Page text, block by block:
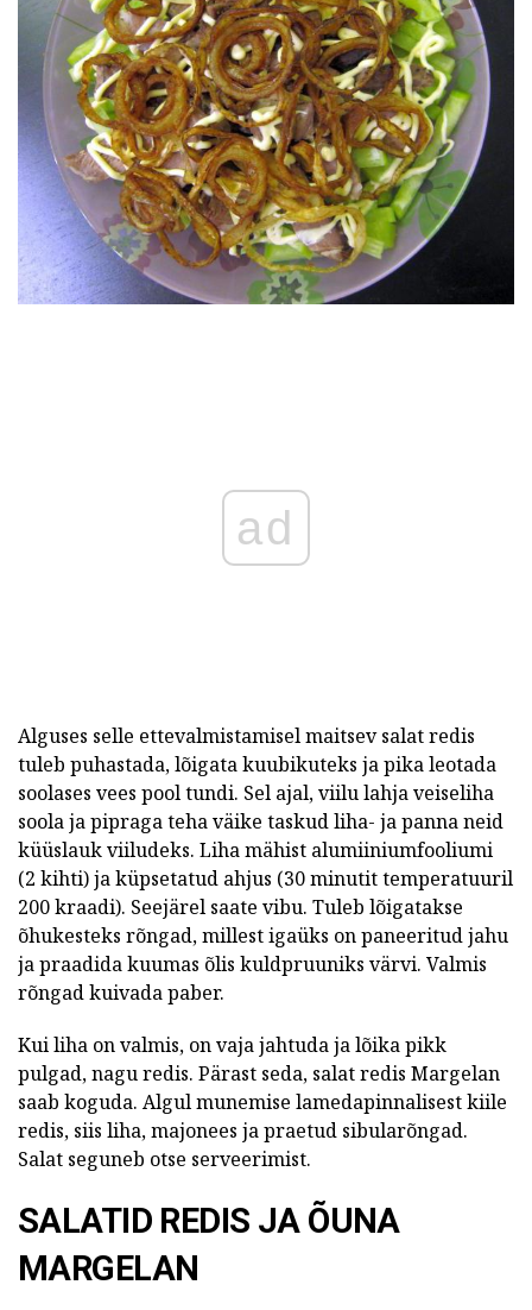
ad
Alguses selle ettevalmistamisel maitsev salat redis
tuleb puhastada, lõigata kuubikuteks ja pika leotada
soolases vees pool tundi. Sel ajal, viilu lahja veiseliha
soola ja pipraga teha väike taskud liha- ja panna neid
küüslauk viiludeks. Liha mähist alumiiniumfooliumi
(2 kihti) ja küpsetatud ahjus (30 minutit temperatuuril
200 kraadi). Seejärel saate vibu. Tuleb lõigatakse
õhukesteks rõngad, millest igaüks on paneeritud jahu
ja praadida kuumas õlis kuldpruuniks värvi. Valmis
rõngad kuivada paber.
Kui liha on valmis, on vaja jahtuda ja lõika pikk
pulgad, nagu redis. Pärast seda, salat redis Margelan
saab koguda. Algul munemise lamedapinnalisest kiile
redis, siis liha, majonees ja praetud sibularõngad.
Salat seguneb otse serveerimist.
SALATID REDIS JA ÕUNA
MARGELAN